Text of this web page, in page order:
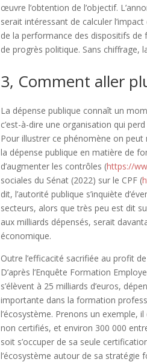
œuvre l’obtention de l’objectif.
serait intéressant de calculer
de la performance des dispositifs
de progrès politique. Sans chiffrage,
3, Comment aller
La dépense publique connaît un
c’est-à-dire une organisation qui
Pour illustrer ce phénomène on
la dépense publique en matière de
d’augmenter les contrôles (https://
sociales du Sénat (2022) sur le CPF (
dit, l’autorité publique s’inquiète
secteurs, alors que très peu est dit
aux milliards dépensés, serait
économique.
Outre l’efficacité sacrifiée au profit
D’après l’Enquête Formation
s’élèvent à 25 milliards d’euros,
importante dans la formation
l’écosystème. Prenons un exemple,
non certifiés, et environ 300 000
soit s’occuper de sa seule
l’écosystème autour de sa stratégie